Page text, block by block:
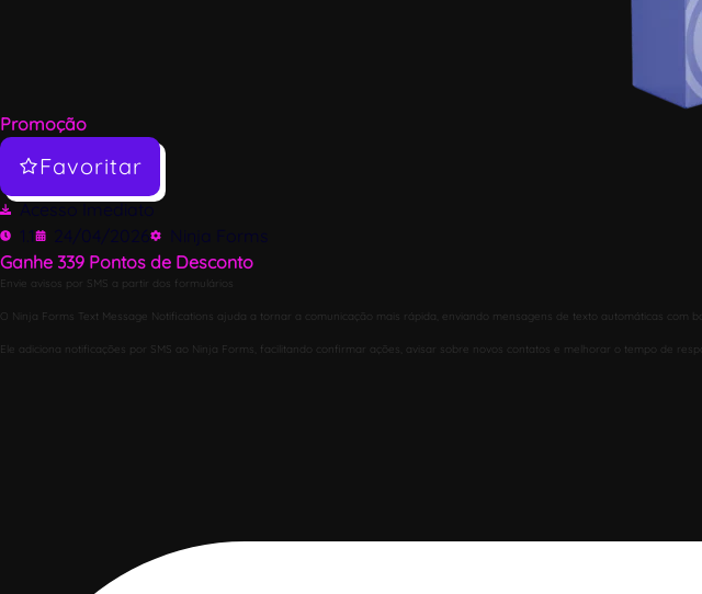
Promoção
Favoritar
Acesso Imediato
1.1
24/04/2026
Ninja Forms
Ganhe 339 Pontos de Desconto
Envie avisos por SMS a partir dos formulários
O Ninja Forms Text Message Notifications ajuda a tornar a comunicação mais rápida, enviando mensagens de texto automáticas com
Ele adiciona notificações por SMS ao Ninja Forms, facilitando confirmar ações, avisar sobre novos contatos e melhorar o tempo de